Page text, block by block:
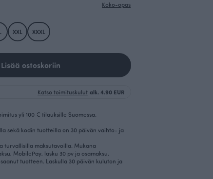
Koko-opas
XXL XXXL
Lisää ostoskoriin
Katso toimituskulut alk. 4.90 EUR
yli 100 € tilauksille Suomessa.
sekä kodin tuotteilla on 30 päivän vaihto- ja
turvallisilla maksutavoilla. Mukana
MobilePay, lasku 30 pv ja osamaksu.
tuotteen. Laskulla 30 päivän kuluton ja